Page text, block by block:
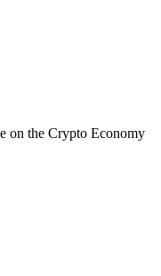
on the Crypto Economy